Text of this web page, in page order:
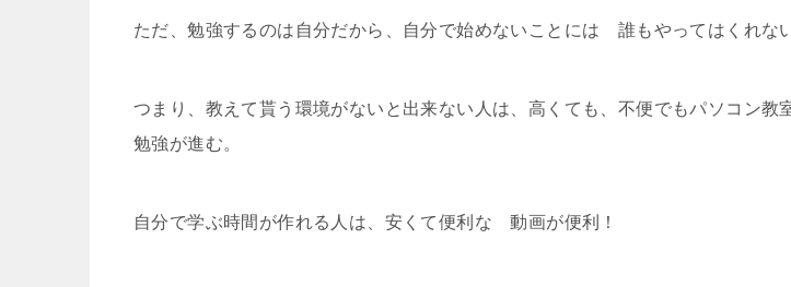
ただ、勉強するのは自分だから、自分で始めないことには 誰もやってはくれな
つまり、教えて貰う環境がないと出来ない人は、高くても、不便でもパソコン教
勉強が進む。
自分で学ぶ時間が作れる人は、安くて便利な 動画が便利！